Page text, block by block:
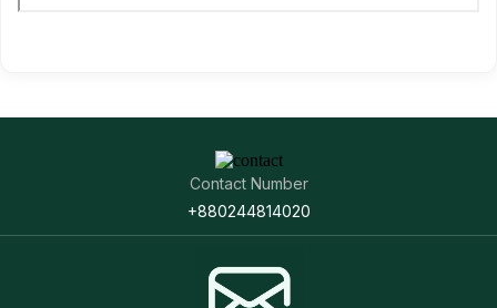
Contact Number
+880244814020